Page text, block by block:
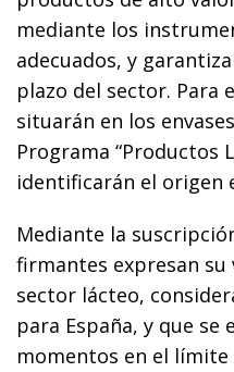
mediante los
adecuados, y
plazo del sector. Para
situarán en los
Programa “Productos
identificarán el origen
Mediante la
firmantes expresan
sector lácteo,
para España, y que se
momentos en el